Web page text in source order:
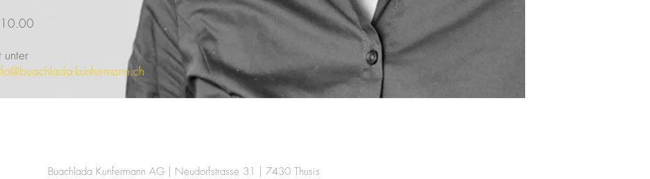
10.00
unter
kunfermann.ch
Buachlada Kunfermann AG | Neudorfstrasse 31 | 7430 Thusis